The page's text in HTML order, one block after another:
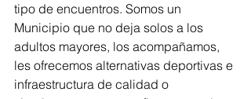
tipo de encuentros. Somos un
Municipio que no deja solos a los
adultos mayores, los acompañamos,
les ofrecemos alternativas deportivas e
infraestructura de calidad o